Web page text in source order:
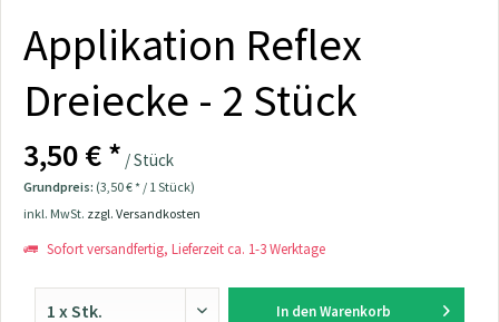
Applikation Reflex
Dreiecke - 2 Stück
3,50 € * / Stück
Grundpreis: (3,50 € * / 1 Stück)
inkl. MwSt. zzgl. Versandkosten
Sofort versandfertig, Lieferzeit ca. 1-3 Werktage
In den Warenkorb